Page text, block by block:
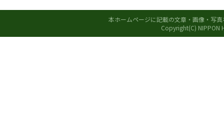
本ホームページに記載の文章・画像・写
Copyright(C) NIPPON